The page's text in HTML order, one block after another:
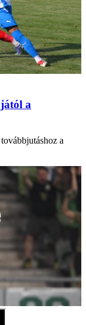
a
a